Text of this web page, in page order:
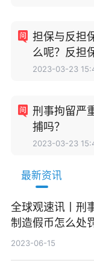
担保与反担
么呢？反担
2023-03-23
刑事拘留严
捕吗？
2023-03-23
最新资讯
全球观速讯丨刑
制造假币怎么处
2023-06-15